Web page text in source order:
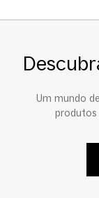
Sim
Um mundo
produtos